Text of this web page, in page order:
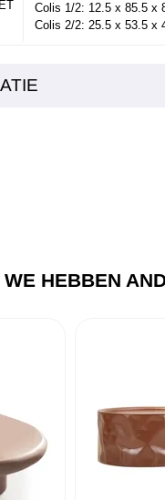
Colis 1/2: 12.5 x 85.5 x
Colis 2/2: 25.5 x 53.5 x
WE HEBBEN